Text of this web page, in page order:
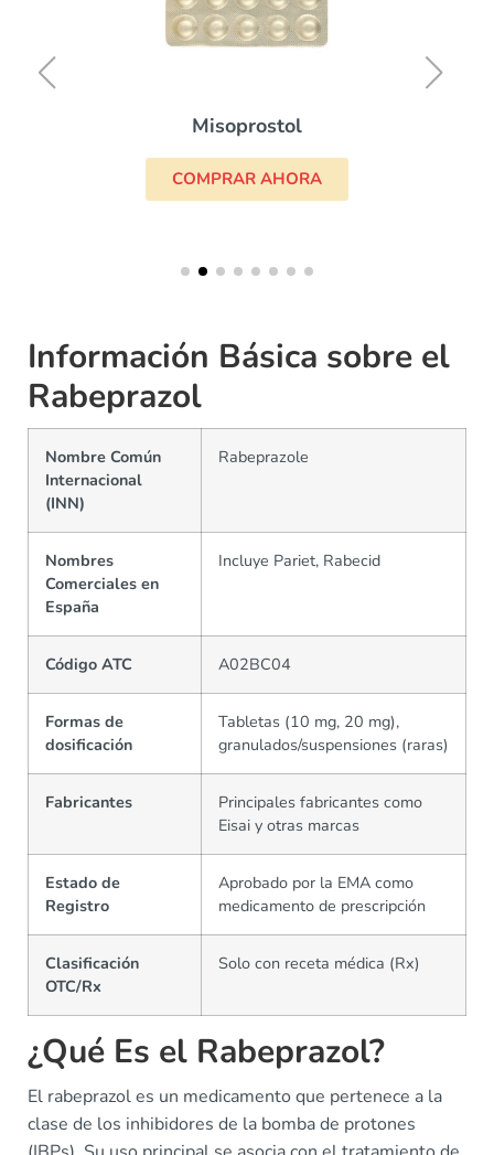
Misoprostol
COMPRAR AHORA
Información Básica sobre el
Rabeprazol
Nombre Común
Internacional
(INN)
Rabeprazole
Nombres
Comerciales en
España
Incluye Pariet, Rabecid
Código ATC A02BC04
Formas de
dosificación
Tabletas (10 mg, 20 mg),
granulados/suspensiones (raras)
Fabricantes
Principales fabricantes como
Eisai y otras marcas
Estado de
Registro
Aprobado por la EMA como
medicamento de prescripción
Clasificación
OTC/Rx
Solo con receta médica (Rx)
¿Qué Es el Rabeprazol?
El rabeprazol es un medicamento que pertenece a la
clase de los inhibidores de la bomba de protones